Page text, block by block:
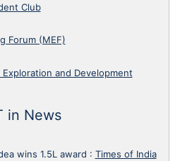
Club
Forum (MEF)
and Development
in News
wins 1.5L award : Times of India